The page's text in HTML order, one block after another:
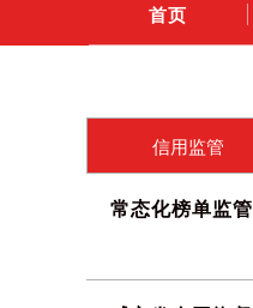
首页
信用监管
常态化榜单监